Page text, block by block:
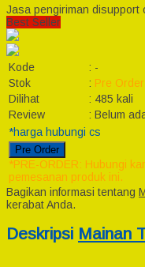
Jasa pengiriman disupport
Best Seller
Kode : -
Stok
: Pre Order
Dilihat
: 485 kali
Review
: Belum
*harga hubungi cs
Pre Order
*PRE-ORDER: Hubungi
pemesanan produk ini.
Bagikan informasi tentang
kerabat Anda.
Deskripsi Mainan